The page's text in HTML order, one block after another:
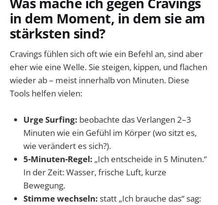
in dem Moment, in dem sie am
stärksten sind?
Cravings fühlen sich oft wie ein Befehl an, sind aber
eher wie eine Welle. Sie steigen, kippen, und flachen
wieder ab – meist innerhalb von Minuten. Diese
Tools helfen vielen:
Urge Surfing: beobachte das Verlangen 2–3
Minuten wie ein Gefühl im Körper (wo sitzt es,
wie verändert es sich?).
5-Minuten-Regel: „Ich entscheide in 5 Minuten.“
In der Zeit: Wasser, frische Luft, kurze
Bewegung.
Stimme wechseln: statt „Ich brauche das“ sag: